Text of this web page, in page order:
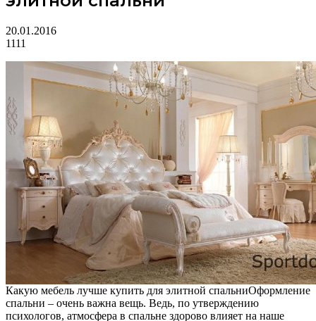
20.01.2016
1111
Какую мебель лучше купить для элитной спальниОформление
спальни – очень важна вещь. Ведь, по утверждению
психологов, атмосфера в спальне здорово влияет на наше